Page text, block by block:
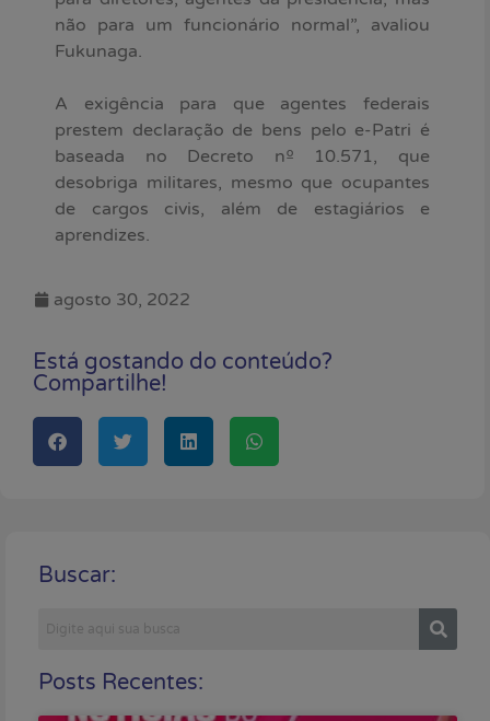
não para um funcionário normal”, avaliou
Fukunaga.
A exigência para que agentes federais
prestem declaração de bens pelo e-Patri é
baseada no Decreto nº 10.571, que
desobriga militares, mesmo que ocupantes
de cargos civis, além de estagiários e
aprendizes.
agosto 30, 2022
Está gostando do conteúdo?
Compartilhe!
Buscar:
Posts Recentes: